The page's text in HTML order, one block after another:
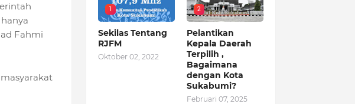
Fahmi
1
Sekilas Tentang
RJFM
Oktober 02, 2022
2
Pelantikan
Kepala Daerah
Terpilih ,
Bagaimana
dengan Kota
Sukabumi?
Februari 07, 2025